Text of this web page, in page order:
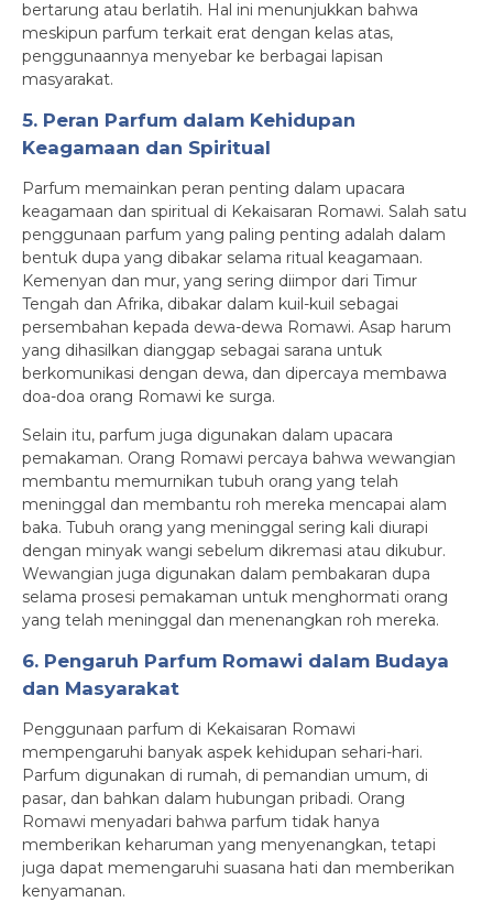
bertarung atau berlatih. Hal ini menunjukkan bahwa
meskipun parfum terkait erat dengan kelas atas,
penggunaannya menyebar ke berbagai lapisan
masyarakat.
5. Peran Parfum dalam Kehidupan
Keagamaan dan Spiritual
Parfum memainkan peran penting dalam upacara
keagamaan dan spiritual di Kekaisaran Romawi. Salah satu
penggunaan parfum yang paling penting adalah dalam
bentuk dupa yang dibakar selama ritual keagamaan.
Kemenyan dan mur, yang sering diimpor dari Timur
Tengah dan Afrika, dibakar dalam kuil-kuil sebagai
persembahan kepada dewa-dewa Romawi. Asap harum
yang dihasilkan dianggap sebagai sarana untuk
berkomunikasi dengan dewa, dan dipercaya membawa
doa-doa orang Romawi ke surga.
Selain itu, parfum juga digunakan dalam upacara
pemakaman. Orang Romawi percaya bahwa wewangian
membantu memurnikan tubuh orang yang telah
meninggal dan membantu roh mereka mencapai alam
baka. Tubuh orang yang meninggal sering kali diurapi
dengan minyak wangi sebelum dikremasi atau dikubur.
Wewangian juga digunakan dalam pembakaran dupa
selama prosesi pemakaman untuk menghormati orang
yang telah meninggal dan menenangkan roh mereka.
6. Pengaruh Parfum Romawi dalam Budaya
dan Masyarakat
Penggunaan parfum di Kekaisaran Romawi
mempengaruhi banyak aspek kehidupan sehari-hari.
Parfum digunakan di rumah, di pemandian umum, di
pasar, dan bahkan dalam hubungan pribadi. Orang
Romawi menyadari bahwa parfum tidak hanya
memberikan keharuman yang menyenangkan, tetapi
juga dapat memengaruhi suasana hati dan memberikan
kenyamanan.